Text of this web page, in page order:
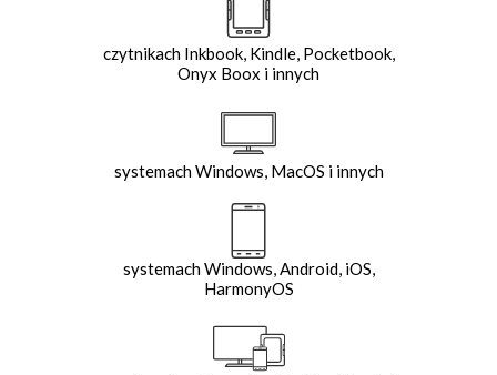
czytnikach Inkbook, Kindle, Pocketbook,
Onyx Boox i innych
systemach Windows, MacOS i innych
systemach Windows, Android, iOS,
HarmonyOS